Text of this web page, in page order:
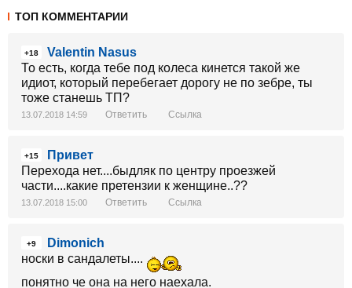
ТОП КОММЕНТАРИИ
+18
Valentin Nasus
То есть, когда тебе под колеса кинется такой же
идиот, который перебегает дорогу не по зебре, ты
тоже станешь ТП?
13.07.2018 14:59 Ответить Ссылка
+15
Привет
Перехода нет....быдляк по центру проезжей
части....какие претензии к женщине..??
13.07.2018 15:00 Ответить Ссылка
+9
Dimonich
носки в сандалеты....
понятно че она на него наехала.